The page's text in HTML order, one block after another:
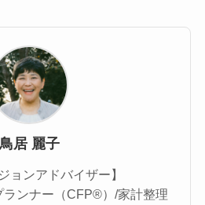
鳥居 麗子
ョンアドバイザー】
ランナー（CFP®）/家計整理